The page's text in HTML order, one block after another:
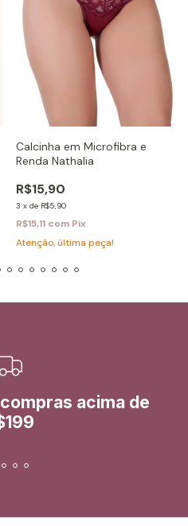
Calcinha em Microfibra e
Renda Nathalia
R$15,90
3 x de R$5,90
R$15,11 com Pix
Atenção, última peça!
acima de